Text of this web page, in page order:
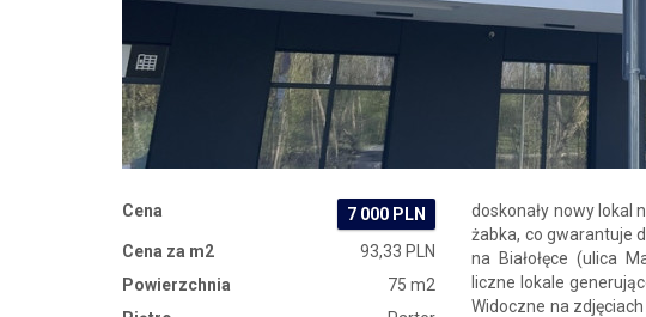
Zdjęcie 1
Cena
7 000 PLN
Cena za m2
93,33 PLN
Powierzchnia
75 m2
doskonały nowy lokal
żabka, co gwarantuje
na Białołęce (ulica
liczne lokale
Widoczne na